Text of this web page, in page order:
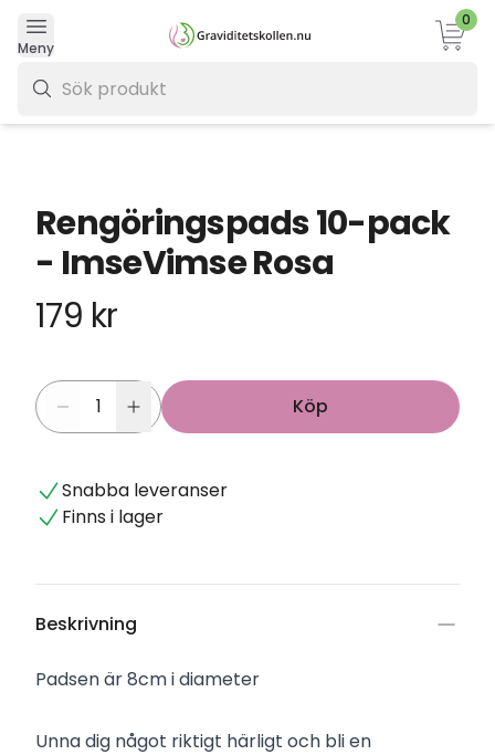
Meny
0
Rengöringspads 10-pack
- ImseVimse Rosa
179 kr
Köp
Snabba leveranser
Finns i lager
Beskrivning
Padsen är 8cm i diameter
Unna dig något riktigt härligt och bli en